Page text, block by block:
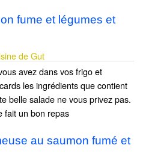
fume et légumes et
de Gut
avez dans vos frigo et
les ingrédients que contient
belle salade ne vous privez pas.
fait un bon repas
au saumon fumé et